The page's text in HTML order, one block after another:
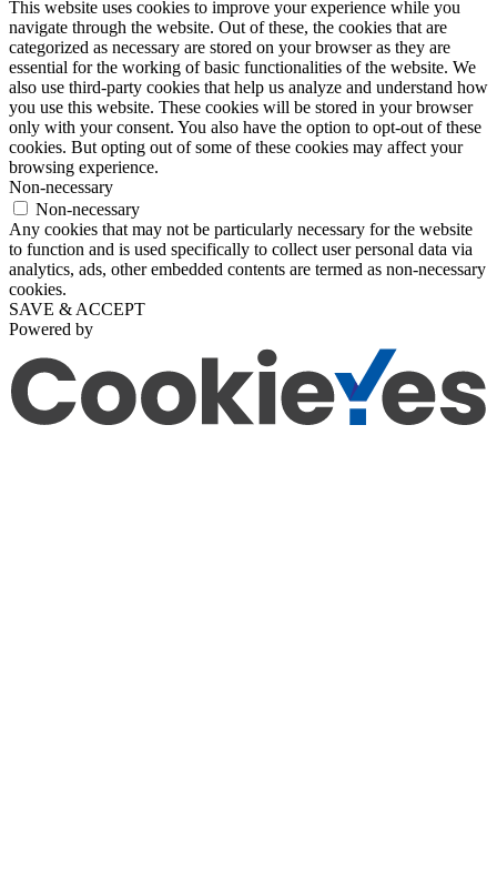
This website uses cookies to improve your experience while you
navigate through the website. Out of these, the cookies that are
categorized as necessary are stored on your browser as they are
essential for the working of basic functionalities of the website. We
also use third-party cookies that help us analyze and understand how
you use this website. These cookies will be stored in your browser
only with your consent. You also have the option to opt-out of these
cookies. But opting out of some of these cookies may affect your
browsing experience.
Non-necessary
Non-necessary
Any cookies that may not be particularly necessary for the website
to function and is used specifically to collect user personal data via
analytics, ads, other embedded contents are termed as non-necessary
cookies.
SAVE & ACCEPT
Powered by